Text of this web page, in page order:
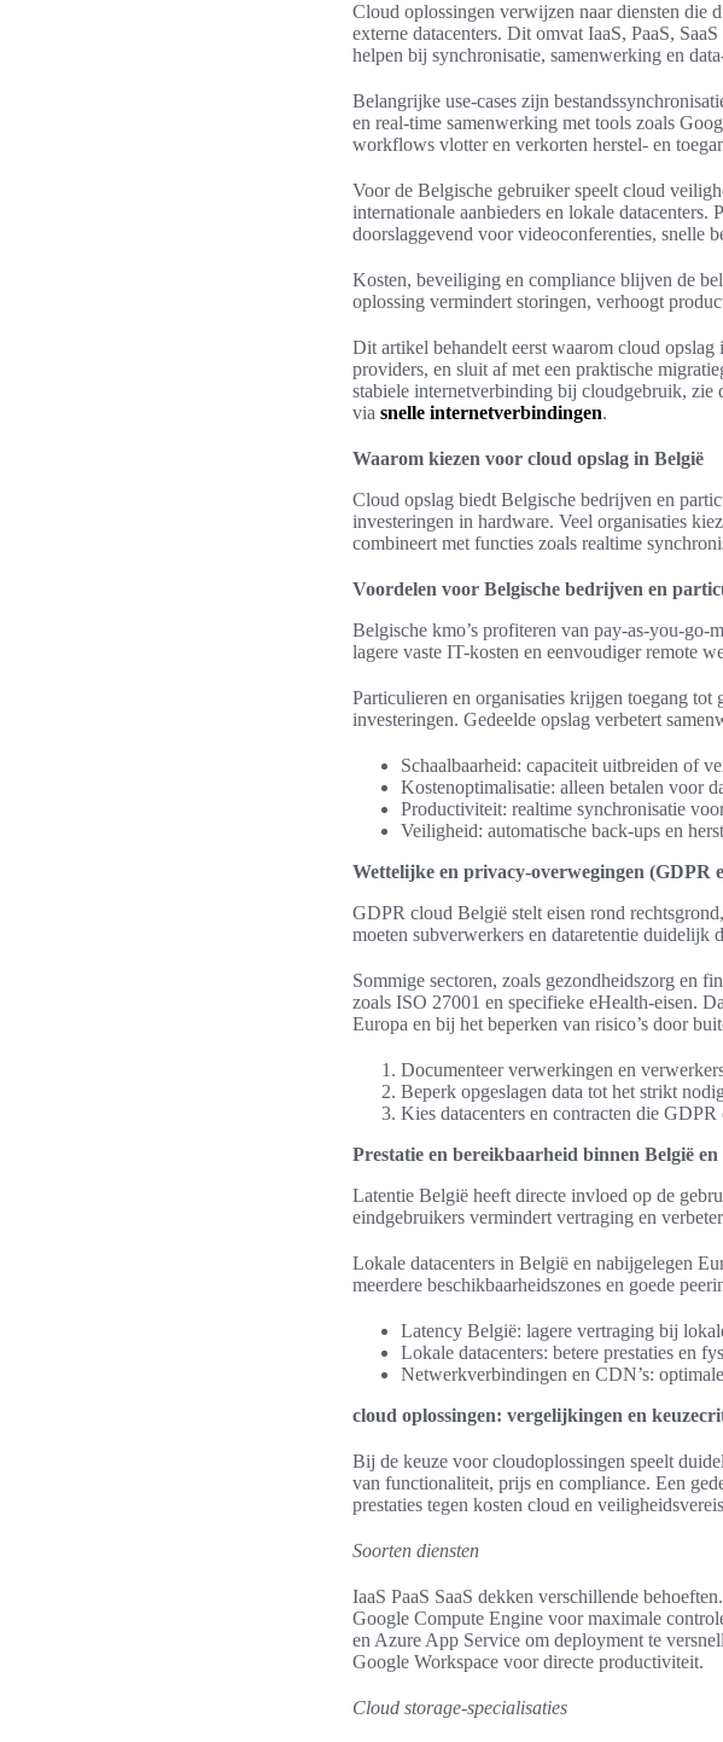
Cloud oplossingen verwijzen naar diensten die
externe datacenters. Dit omvat IaaS, PaaS,
helpen bij synchronisatie, samenwerking en
Belangrijke use-cases zijn
en real-time samenwerking met tools zoals
workflows vlotter en verkorten herstel- en
Voor de Belgische gebruiker speelt cloud
internationale aanbieders en lokale
doorslaggevend voor videoconferenties, snelle
Kosten, beveiliging en compliance blijven de
oplossing vermindert storingen, verhoogt
Dit artikel behandelt eerst waarom cloud
providers, en sluit af met een praktische
stabiele internetverbinding bij cloudgebruik,
via snelle internetverbindingen.
Waarom kiezen voor cloud opslag in België
Cloud opslag biedt Belgische bedrijven en
investeringen in hardware. Veel organisaties
combineert met functies zoals realtime
Voordelen voor Belgische bedrijven en
Belgische kmo’s profiteren van pay-as-you-
lagere vaste IT-kosten en eenvoudiger remote
Particulieren en organisaties krijgen toegang tot
investeringen. Gedeelde opslag verbetert
Schaalbaarheid: capaciteit uitbreiden of
Kostenoptimalisatie: alleen betalen voor
Productiviteit: realtime synchronisatie
Veiligheid: automatische back-ups en
Wettelijke en privacy-overwegingen (GDPR
GDPR cloud België stelt eisen rond
moeten subverwerkers en dataretentie duidelijk
Sommige sectoren, zoals gezondheidszorg en
zoals ISO 27001 en specifieke eHealth-eisen.
Europa en bij het beperken van risico’s door
Documenteer verwerkingen en
Beperk opgeslagen data tot het strikt
Kies datacenters en contracten die
Prestatie en bereikbaarheid binnen België
Latentie België heeft directe invloed op de
eindgebruikers vermindert vertraging en
Lokale datacenters in België en nabijgelegen
meerdere beschikbaarheidszones en goede
Latency België: lagere vertraging bij
Lokale datacenters: betere prestaties en
Netwerkverbindingen en CDN’s:
cloud oplossingen: vergelijkingen en
Bij de keuze voor cloudoplossingen speelt
van functionaliteit, prijs en compliance. Een
prestaties tegen kosten cloud en
Soorten diensten
IaaS PaaS SaaS dekken verschillende
Google Compute Engine voor maximale
en Azure App Service om deployment te
Google Workspace voor directe productiviteit.
Cloud storage-specialisaties